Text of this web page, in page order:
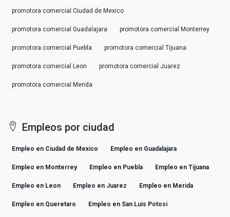
promotora comercial Ciudad de Mexico
promotora comercial Guadalajara promotora comercial Monterrey
promotora comercial Puebla promotora comercial Tijuana
promotora comercial Leon promotora comercial Juarez
promotora comercial Merida
Empleos por ciudad
Empleo en Ciudad de Mexico Empleo en Guadalajara
Empleo en Monterrey Empleo en Puebla Empleo en Tijuana
Empleo en Leon Empleo en Juarez Empleo en Merida
Empleo en Queretaro Empleo en San Luis Potosi